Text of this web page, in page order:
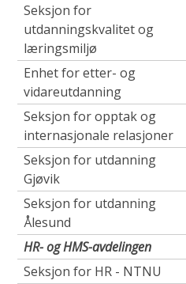
Seksjon for
utdanningskvalitet og
læringsmiljø
Enhet for etter- og
vidareutdanning
Seksjon for opptak og
internasjonale relasjoner
Seksjon for utdanning
Gjøvik
Seksjon for utdanning
Ålesund
HR- og HMS-avdelingen
Seksjon for HR - NTNU